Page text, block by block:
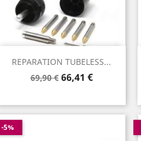
REPARATION TUBELESS...
Prix
69,90 € Prix
66,41 €
-5%